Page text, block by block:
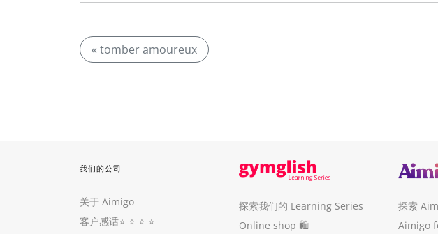
« tomber amoureux
我们的公司
关于 Aimigo
客户感话⭐️ ⭐️ ⭐️ ⭐️
探索我们的 Learning Series
Online shop 🛍
探索
Aimigo